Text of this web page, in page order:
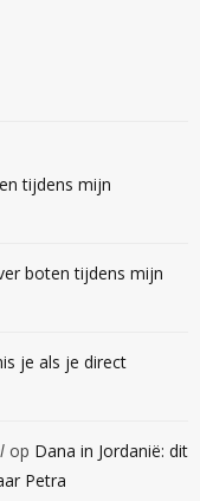
tijdens mijn
boten tijdens mijn
je als je direct
op Dana in Jordanië: dit
Petra